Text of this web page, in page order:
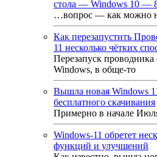
стола — Windows 10 —
…вопрос — как можно
Как перезапустить
11 несколько чётких
Перезапуск
Windows, в обще-то
Вышла новая Windows
бесплатного скачивания
Примерно в начале
Windows-11 обретет
функций и улучшений